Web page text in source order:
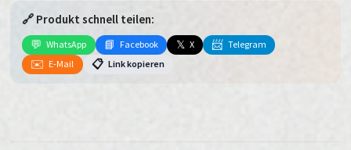
SM-
R530
weiß
🔗 Produkt schnell teilen:
💬 WhatsApp 📘 Facebook 𝕏 X 📨 Telegram
✉️ E-Mail 📋 Link kopieren